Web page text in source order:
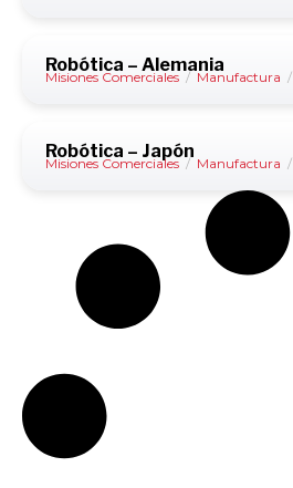
Robótica – Alemania
Misiones Comerciales / Manufactura /
Robótica – Japón
Misiones Comerciales / Manufactura /